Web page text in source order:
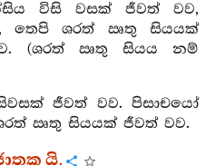
විසි වසක් ජීවත් වව,
තෙපි ශරත් ඍතු සියයක්
(ශරත් ඍතු සියය නම්
ජීවත් වව. පිසාචයෝ
ඍතු සියයක් ජීවත් වව.
යි.